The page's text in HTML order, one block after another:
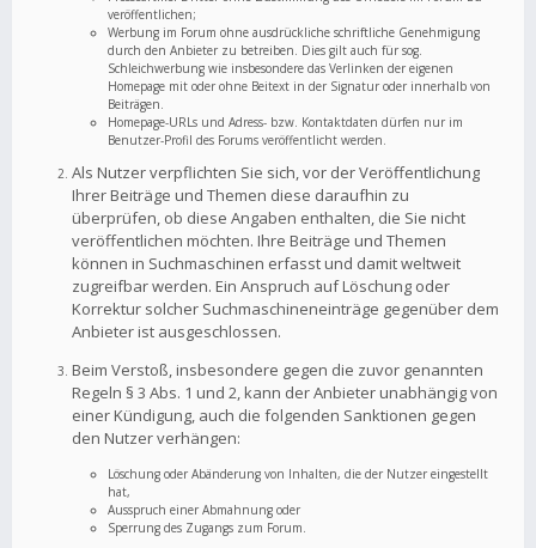
veröffentlichen;
Werbung im Forum ohne ausdrückliche schriftliche Genehmigung
durch den Anbieter zu betreiben. Dies gilt auch für sog.
Schleichwerbung wie insbesondere das Verlinken der eigenen
Homepage mit oder ohne Beitext in der Signatur oder innerhalb von
Beiträgen.
Homepage-URLs und Adress- bzw. Kontaktdaten dürfen nur im
Benutzer-Profil des Forums veröffentlicht werden.
Als Nutzer verpflichten Sie sich, vor der Veröffentlichung
Ihrer Beiträge und Themen diese daraufhin zu
überprüfen, ob diese Angaben enthalten, die Sie nicht
veröffentlichen möchten. Ihre Beiträge und Themen
können in Suchmaschinen erfasst und damit weltweit
zugreifbar werden. Ein Anspruch auf Löschung oder
Korrektur solcher Suchmaschineneinträge gegenüber dem
Anbieter ist ausgeschlossen.
Beim Verstoß, insbesondere gegen die zuvor genannten
Regeln § 3 Abs. 1 und 2, kann der Anbieter unabhängig von
einer Kündigung, auch die folgenden Sanktionen gegen
den Nutzer verhängen:
Löschung oder Abänderung von Inhalten, die der Nutzer eingestellt
hat,
Ausspruch einer Abmahnung oder
Sperrung des Zugangs zum Forum.